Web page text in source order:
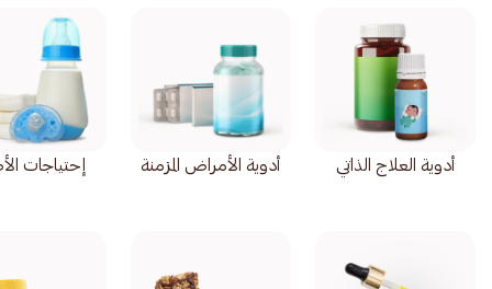
أدوية العلاج الذاتي أدوية الأمراض المزمنة إحتياجات